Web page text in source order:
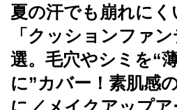
夏の汗でも崩れに
「クッションファ
選。毛穴やシミを“
に”カバー！素肌感